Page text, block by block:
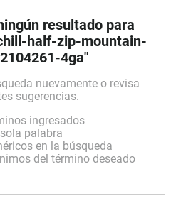
resultado para
half-zip-mountain-
4ga"
ingresados
palabra
en la búsqueda
del término deseado